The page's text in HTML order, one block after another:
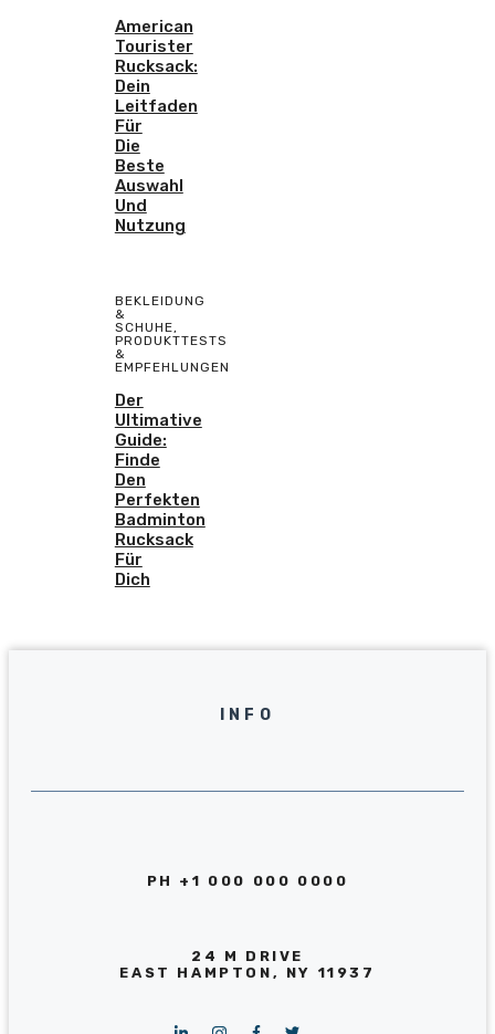
American
Tourister
Rucksack:
Dein
Leitfaden
Für
Die
Beste
Auswahl
Und
Nutzung
BEKLEIDUNG
&
SCHUHE,
PRODUKTTESTS
&
EMPFEHLUNGEN
Der
Ultimative
Guide:
Finde
Den
Perfekten
Badminton
Rucksack
Für
Dich
INFO
PH +1 000 000 0000
24 M DRIVE
EAST HAMPTON, NY 11937